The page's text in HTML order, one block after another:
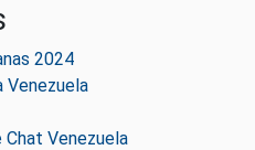
2024
Venezuela
Chat Venezuela